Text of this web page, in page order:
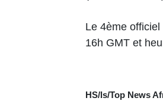
Le 4ème
16h GMT et
HS/ls/Top News